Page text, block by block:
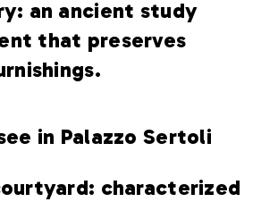
an ancient study
that preserves
in Palazzo Sertoli
characterized